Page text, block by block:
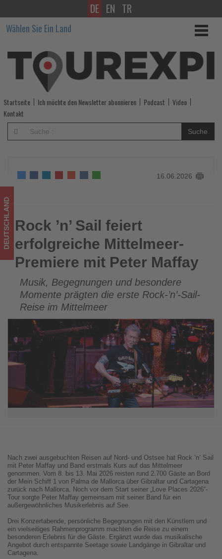
Rock
’n’
Sail
feiert
erfolgreiche
Mittelmeer-
Premiere
Peter
Maffay
-
Wissen,
was
im
Tourismus
los
DE EN TR
Wählen Sie Ein Land
Startseite Ich möchte den Newsletter abonnieren Podcast
Video
Kontakt
Suche
16.06.2026
Rock ’n’ Sail feiert erfolgreiche Mittelmeer-Premiere mit
Peter Maffay
DEUTSCHLAND Rock ’n’ Sail feiert
erfolgreiche Mittelmeer-
Premiere mit Peter Maffay
Musik, Begegnungen und besondere
Momente prägten die erste Rock-’n’-Sail-
Reise im Mittelmeer
Nach zwei ausgebuchten Reisen auf Nord- und Ostsee hat Rock ’n’ Sail
mit Peter Maffay und Band erstmals Kurs auf das Mittelmeer
genommen. Vom 8. bis 13. Mai 2026 reisten rund 2.700 Gäste an Bord
der Mein Schiff 1 von Palma de Mallorca über Gibraltar und Cartagena
zurück nach Mallorca. Noch vor dem Start seiner „Love Places 2026“-
Tour sorgte Peter Maffay gemeinsam mit seiner Band für ein
außergewöhnliches Musikerlebnis auf See.
Drei Konzertabende, persönliche Begegnungen mit den Künstlern und
ein vielseitiges Rahmenprogramm machten die Reise zu einem
besonderen Erlebnis für die Gäste. Ergänzt wurde das musikalische
Angebot durch entspannte Seetage sowie Landgänge in Gibraltar und
Cartagena.